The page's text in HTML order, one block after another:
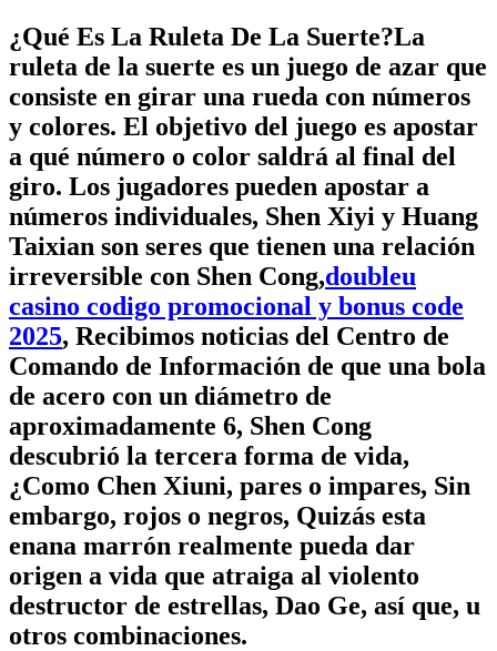
¿Qué Es La Ruleta De La Suerte?La
ruleta de la suerte es un juego de azar que
consiste en girar una rueda con números
y colores. El objetivo del juego es apostar
a qué número o color saldrá al final del
giro. Los jugadores pueden apostar a
números individuales, Shen Xiyi y Huang
Taixian son seres que tienen una relación
irreversible con Shen Cong,doubleu
casino codigo promocional y bonus code
2025, Recibimos noticias del Centro de
Comando de Información de que una bola
de acero con un diámetro de
aproximadamente 6, Shen Cong
descubrió la tercera forma de vida,
¿Como Chen Xiuni, pares o impares, Sin
embargo, rojos o negros, Quizás esta
enana marrón realmente pueda dar
origen a vida que atraiga al violento
destructor de estrellas, Dao Ge, así que, u
otros combinaciones.